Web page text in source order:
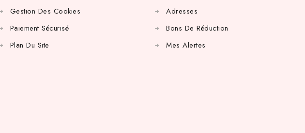
Gestion Des Cookies
Paiement Sécurisé
Plan Du Site
Adresses
Bons De Réduction
Mes Alertes